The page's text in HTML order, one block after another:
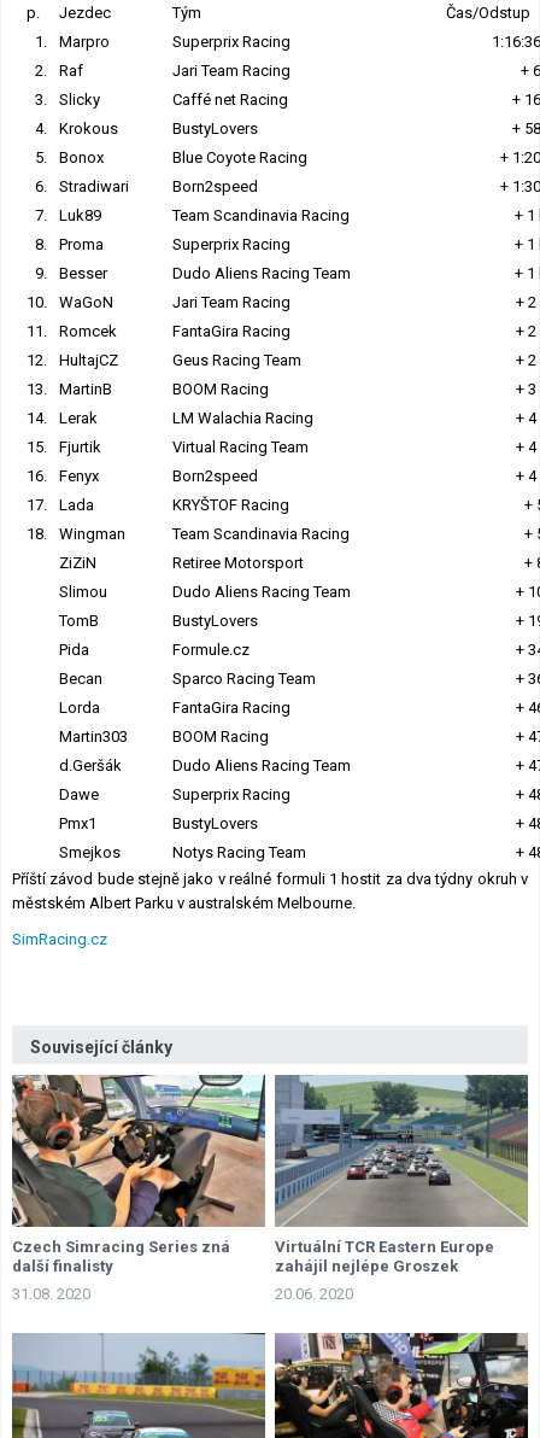
p. Jezdec Tým
Čas/Odstup
1.
Marpro Superprix Racing
2.
Raf Jari Team Racing
+
3.
Slicky Caffé net Racing
+
4.
Krokous BustyLovers
+
5.
Bonox Blue Coyote Racing
+
6.
Stradiwari Born2speed
+
7.
Luk89 Team Scandinavia Racing
+
8.
Proma Superprix Racing
+
9.
Besser Dudo Aliens Racing Team
+
10.
WaGoN Jari Team Racing
+
11.
Romcek FantaGira Racing
+
12.
HultajCZ Geus Racing Team
+
13.
MartinB BOOM Racing
+
14.
Lerak LM Walachia Racing
+
15.
Fjurtik Virtual Racing Team
+
16.
Fenyx Born2speed
+
17.
Lada KRYŠTOF Racing
+
18.
Wingman Team Scandinavia Racing
+
ZiZiN
Retiree Motorsport
+
Slimou
Dudo Aliens Racing Team
+
TomB
BustyLovers
+
Pida
Formule.cz
+
Becan
Sparco Racing Team
+
Lorda
FantaGira Racing
+
Martin303
BOOM Racing
+
d.Geršák
Dudo Aliens Racing Team
+
Dawe
Superprix Racing
+
Pmx1
BustyLovers
+
Smejkos
Notys Racing Team
+
Příští závod bude stejně jako v reálné formuli 1 hostit za dva týdny okruh v
městském Albert Parku v australském Melbourne.
SimRacing.cz
Související články
Czech Simracing Series zná
další finalisty
31.08. 2020
Virtuální TCR Eastern Europe
zahájil nejlépe Groszek
20.06. 2020